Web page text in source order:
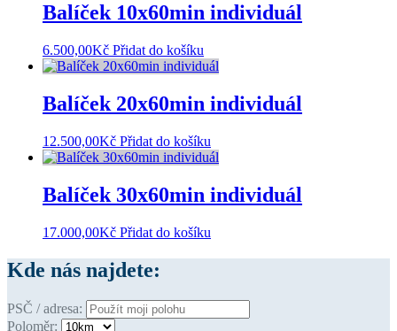
Balíček 10x60min individuál
6.500,00Kč Přidat do košíku
Balíček 20x60min individuál
12.500,00Kč Přidat do košíku
Balíček 30x60min individuál
17.000,00Kč Přidat do košíku
Kde nás najdete:
PSČ / adresa:
Poloměr: